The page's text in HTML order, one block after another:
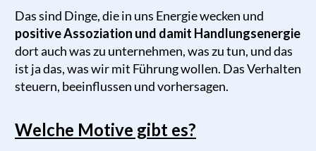
Das sind Dinge, die in uns Energie wecken und
positive Assoziation und damit Handlungsenergie
dort auch was zu unternehmen, was zu tun, und das
ist ja das, was wir mit Führung wollen. Das Verhalten
steuern, beeinflussen und vorhersagen.
Welche Motive gibt es?